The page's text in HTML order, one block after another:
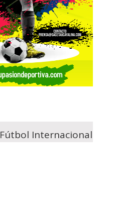
Internacional